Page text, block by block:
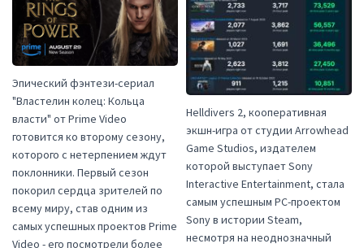
Эпический фэнтези-сериал
"Властелин колец: Кольца
власти" от Prime Video
готовится ко второму сезону,
которого с нетерпением ждут
поклонники. Первый сезон
покорил сердца зрителей по
всему миру, став одним из
самых успешных проектов Prime
Video - его посмотрели более
Helldivers 2, кооперативная
экшн-игра от студии Arrowhead
Game Studios, издателем
которой выступает Sony
Interactive Entertainment, стала
самым успешным PC-проектом
Sony в истории Steam,
несмотря на неоднозначный